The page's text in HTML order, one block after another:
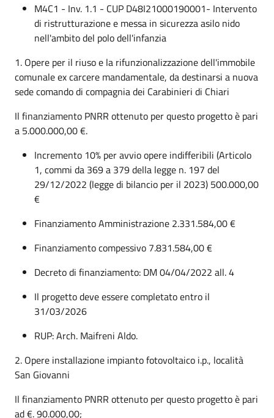
M4C1 - Inv. 1.1 - CUP D48I21000190001- Intervento
di ristrutturazione e messa in sicurezza asilo nido
nell'ambito del polo dell'infanzia
1. Opere per il riuso e la rifunzionalizzazione dell'immobile
comunale ex carcere mandamentale, da destinarsi a nuova
sede comando di compagnia dei Carabinieri di Chiari
Il finanziamento PNRR ottenuto per questo progetto è pari
a 5.000.000,00 €.
Incremento 10% per avvio opere indifferibili (Articolo
1, commi da 369 a 379 della legge n. 197 del
29/12/2022 (legge di bilancio per il 2023) 500.000,00
€
Finanziamento Amministrazione 2.331.584,00 €
Finanziamento compessivo 7.831.584,00 €
Decreto di finanziamento: DM 04/04/2022 all. 4
Il progetto deve essere completato entro il
31/03/2026
RUP: Arch. Maifreni Aldo.
2. Opere installazione impianto fotovoltaico i.p., località
San Giovanni
Il finanziamento PNRR ottenuto per questo progetto è pari
ad €. 90.000,00;